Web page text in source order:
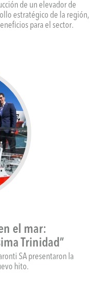
de un elevador de
estratégico de la región,
para el sector.
el mar:
Trinidad”
SA presentaron la
hito.